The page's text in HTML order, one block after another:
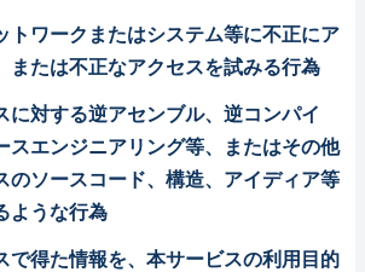
トワークまたはシステム等に不正にア
または不正なアクセスを試みる行為
に対する逆アセンブル、逆コンパイ
スエンジニアリング等、またはその他
のソースコード、構造、アイディア等
ような行為
で得た情報を、本サービスの利用目的